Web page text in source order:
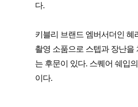
다.
키블리 브랜드 엠버서더인 혜
촬영 소품으로 스텝과 장난을
는 후문이 있다. 스퀘어 쉐입
이다.